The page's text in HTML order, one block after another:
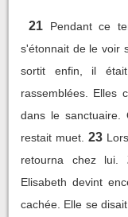
21
Pendant ce
s'étonnait de le voir
sortit enfin, il
rassemblées. Elles
dans le
restait muet. 23
retourna chez lui.
Elisabeth devint
cachée. Elle se